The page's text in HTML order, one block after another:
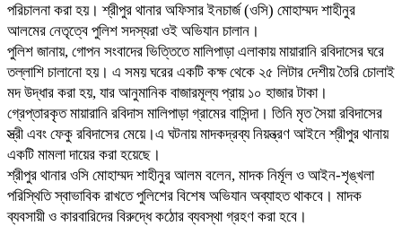
পরিচালনা করা হয়। শ্রীপুর থানার অফিসার ইনচার্জ (ওসি) মোহাম্মদ শাহীনুর
আলমের নেতৃত্বে পুলিশ সদস্যরা ওই অভিযান চালান।
পুলিশ জানায়, গোপন সংবাদের ভিত্তিতে মালিপাড়া এলাকায় মায়ারানি রবিদাসের ঘরে
তল্লাশি চালানো হয়। এ সময় ঘরের একটি কক্ষ থেকে ২৫ লিটার দেশীয় তৈরি চোলাই
মদ উদ্ধার করা হয়, যার আনুমানিক বাজারমূল্য প্রায় ১০ হাজার টাকা।
গ্রেপ্তারকৃত মায়ারানি রবিদাস মালিপাড়া গ্রামের বাসিন্দা। তিনি মৃত সৈয়া রবিদাসের
স্ত্রী এবং ফেকু রবিদাসের মেয়ে।এ ঘটনায় মাদকদ্রব্য নিয়ন্ত্রণ আইনে শ্রীপুর থানায়
একটি মামলা দায়ের করা হয়েছে।
শ্রীপুর থানার ওসি মোহাম্মদ শাহীনুর আলম বলেন, মাদক নির্মূল ও আইন-শৃঙ্খলা
পরিস্থিতি স্বাভাবিক রাখতে পুলিশের বিশেষ অভিযান অব্যাহত থাকবে। মাদক
ব্যবসায়ী ও কারবারিদের বিরুদ্ধে কঠোর ব্যবস্থা গ্রহণ করা হবে।